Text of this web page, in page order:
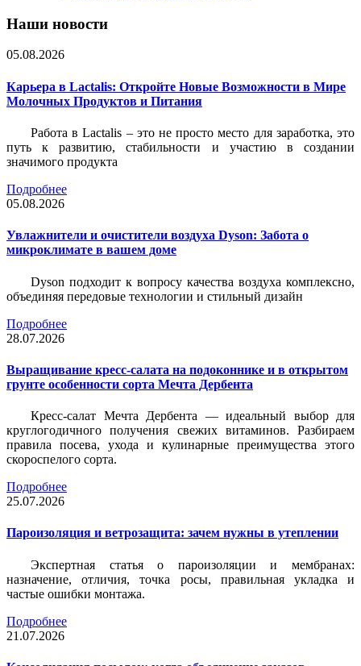
Наши новости
05.08.2026
Карьера в Lactalis: Откройте Новые Возможности в Мире
Молочных Продуктов и Питания
Работа в Lactalis – это не просто место для заработка, это
путь к развитию, стабильности и участию в создании
значимого продукта
Подробнее
05.08.2026
Увлажнители и очистители воздуха Dyson: Забота о
микроклимате в вашем доме
Dyson подходит к вопросу качества воздуха комплексно,
объединяя передовые технологии и стильный дизайн
Подробнее
28.07.2026
Выращивание кресс-салата на подоконнике и в открытом
грунте особенности сорта Мечта Дербента
Кресс-салат Мечта Дербента — идеальный выбор для
круглогодичного получения свежих витаминов. Разбираем
правила посева, ухода и кулинарные преимущества этого
скороспелого сорта.
Подробнее
25.07.2026
Пароизоляция и ветрозащита: зачем нужны в утеплении
Экспертная статья о пароизоляции и мембранах:
назначение, отличия, точка росы, правильная укладка и
частые ошибки монтажа.
Подробнее
21.07.2026